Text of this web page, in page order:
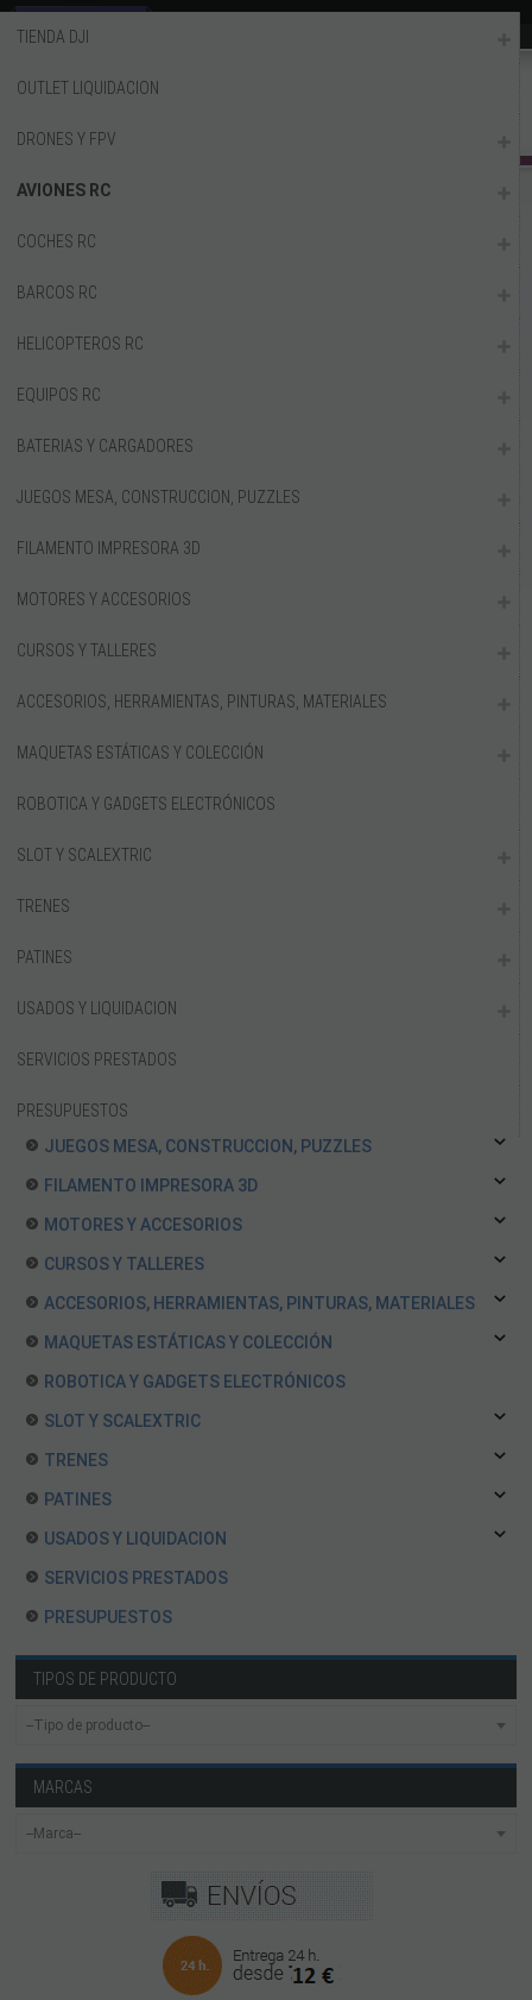
INVITADO
TIENDA DJI
OUTLET LIQUIDACION
DRONES Y FPV
AVIONES RC
COCHES RC
BARCOS RC
HELICOPTEROS RC
EQUIPOS RC
BATERIAS Y CARGADORES
JUEGOS MESA, CONSTRUCCION, PUZZLES
FILAMENTO IMPRESORA 3D
MOTORES Y ACCESORIOS
CURSOS Y TALLERES
ACCESORIOS, HERRAMIENTAS, PINTURAS, MATERIALES
MAQUETAS ESTÁTICAS Y COLECCIÓN
ROBOTICA Y GADGETS ELECTRÓNICOS
SLOT Y SCALEXTRIC
TRENES
PATINES
USADOS Y LIQUIDACION
SERVICIOS PRESTADOS
PRESUPUESTOS
OUTLET LIQUIDACION
DRONES Y FPV
Altimetros
Planos Aviones
Repuestos Aviones
Aviones RC Maquetas
Aviones RC Sport
Aviones RC Acrobáticos
COCHES RC
EQUIPOS RC
BATERIAS Y CARGADORES
JUEGOS MESA, CONSTRUCCION, PUZZLES
FILAMENTO IMPRESORA 3D
MOTORES Y ACCESORIOS
CURSOS Y TALLERES
ACCESORIOS, HERRAMIENTAS, PINTURAS, MATERIALES
MAQUETAS ESTÁTICAS Y COLECCIÓN
ROBOTICA Y GADGETS ELECTRÓNICOS
SLOT Y SCALEXTRIC
TRENES
PATINES
USADOS Y LIQUIDACION
SERVICIOS PRESTADOS
PRESUPUESTOS
TIPOS DE PRODUCTO
MARCAS